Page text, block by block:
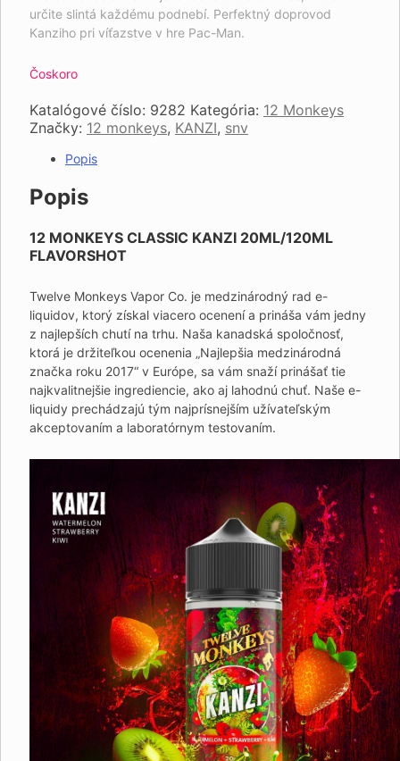
určite slintá každému podnebí. Perfektný doprovod
Kanziho pri víťazstve v hre Pac-Man.
Čoskoro
Katalógové číslo: 9282 Kategória: 12 Monkeys
Značky: 12 monkeys, KANZI, snv
Popis
Popis
12 MONKEYS CLASSIC KANZI 20ML/120ML
FLAVORSHOT
Twelve Monkeys Vapor Co. je medzinárodný rad e-
liquidov, ktorý získal viacero ocenení a prináša vám jedny
z najlepších chutí na trhu. Naša kanadská spoločnosť,
ktorá je držiteľkou ocenenia „Najlepšia medzinárodná
značka roku 2017“ v Európe, sa vám snaží prinášať tie
najkvalitnejšie ingrediencie, ako aj lahodnú chuť. Naše e-
liquidy prechádzajú tým najprísnejším užívateľským
akceptovaním a laboratórnym testovaním.